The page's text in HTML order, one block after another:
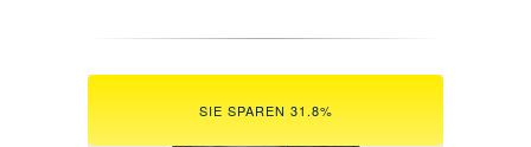
SIE SPAREN 31.8%